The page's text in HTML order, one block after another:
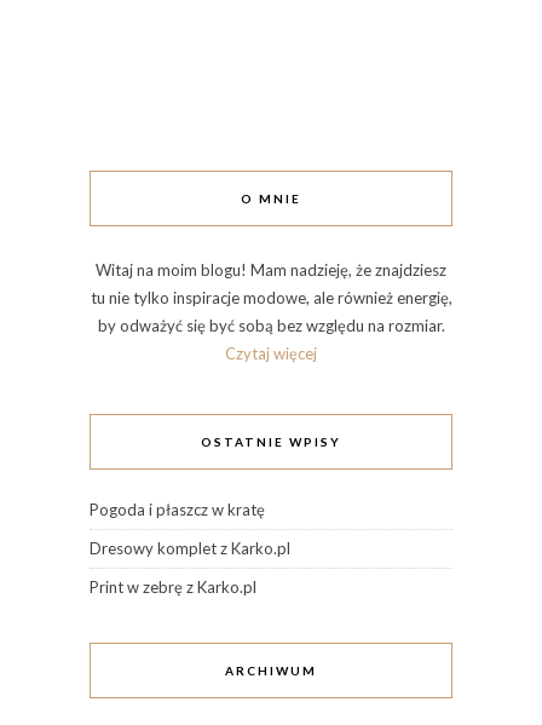
O MNIE
Witaj na moim blogu! Mam nadzieję, że znajdziesz
tu nie tylko inspiracje modowe, ale również energię,
by odważyć się być sobą bez względu na rozmiar.
Czytaj więcej
OSTATNIE WPISY
Pogoda i płaszcz w kratę
Dresowy komplet z Karko.pl
Print w zebrę z Karko.pl
ARCHIWUM